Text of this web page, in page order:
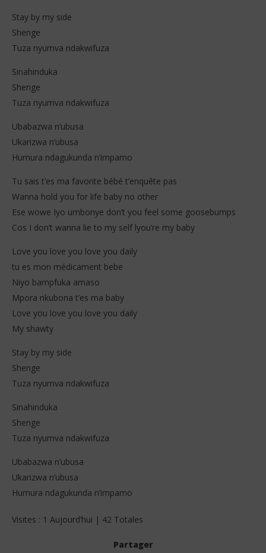
Stay by my side
Shenge
Tuza nyumva ndakwifuza
Sinahinduka
Shenge
Tuza nyumva ndakwifuza
Ubabazwa n’ubusa
Ukarizwa n’ubusa
Humura ndagukunda n’impamo
Tu sais t’es ma favorite bébé t’enquête pas
Wanna hold you for life baby no other
Ese wowe Iyo umbonye don’t you feel some goosebumps
Cos I don’t wanna lie to my self lyou’re my baby
Love you love you love you daily
tu es mon médicament bebe
Niyo bampfuka amaso
Mpora nkubona t’es ma baby
Love you love you love you daily
My shawty
Stay by my side
Shenge
Tuza nyumva ndakwifuza
Sinahinduka
Shenge
Tuza nyumva ndakwifuza
Ubabazwa n’ubusa
Ukarizwa n’ubusa
Humura ndagukunda n’impamo
Visites : 1 Aujourd’hui | 42 Totales
Partager